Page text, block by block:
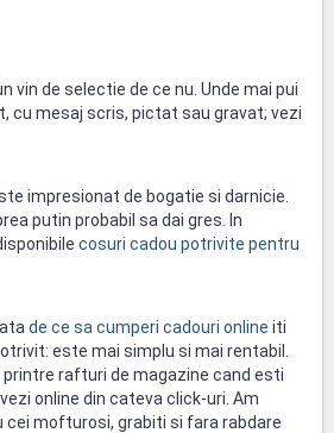
vin de selectie de ce nu. Unde mai pui
cu mesaj scris, pictat sau gravat; vezi
impresionat de bogatie si darnicie.
putin probabil sa dai gres. In
cosuri cadou potrivite pentru
de ce sa cumperi cadouri online iti
este mai simplu si mai rentabil.
rafturi de magazine cand esti
online din cateva click-uri. Am
mofturosi, grabiti si fara rabdare